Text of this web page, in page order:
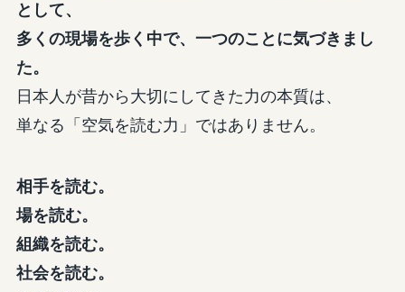
として、
多くの現場を歩く中で、一つのことに気づきまし
た。
日本人が昔から大切にしてきた力の本質は、
単なる「空気を読む力」ではありません。
相手を読む。
場を読む。
組織を読む。
社会を読む。